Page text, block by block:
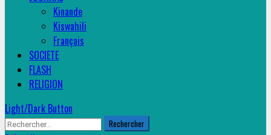
Kinande
Kiswahili
Français
SOCIETE
FLASH
RELIGION
Light/Dark Button
Rechercher :